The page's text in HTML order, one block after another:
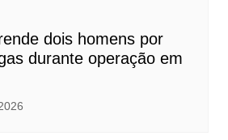
dois homens por
durante operação em